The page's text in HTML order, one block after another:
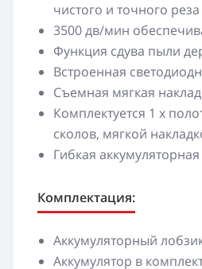
чистого и точного реза
3500 дв/мин
Функция сдува пыли
Встроенная
Съемная мягкая
Комплектуется 1 x
сколов, мягкой
Гибкая
Комплектация:
Аккумуляторный
Аккумулятор в